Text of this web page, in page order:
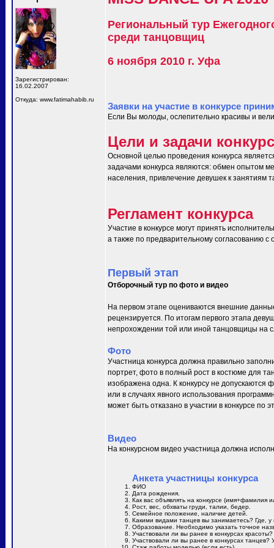
Зарегистрирован:
16.02.2007
Откуда: www.fatimahabib.ru
Региональный тур
среди танцовщиц
6 ноября 2010 г. Уфа
Заявки на участие в конкурсе
Если Вы молоды, ослепительно красивы и
Цели и задачи
Основной целью проведения конкурса
задачами конкурса являются: обмен опытом
населения, привлечение девушек к занятиям
Регламент конкурса
Участие в конкурсе могут принять
а также по предварительному согласованию с
Первый этап
Отборочный тур по фото и видео
На первом этапе оцениваются внешние
рецензируется. По итогам первого этапа
непрохождении той или иной танцовщицы на
Фото
Участница конкурса должна правильно
портрет, фото в полный рост в костюме для
изображена одна. К конкурсу не допускаются
или в случаях явного использования
может быть отказано в участии в конкурсе по
Видео
На конкурсном видео участница должна
Анкета участницы конкурса
ФИО
Дата рождения.
Как вас объявлять на конкурсе (имя+фамилия
Рост, вес, обхваты груди, талии, бедер.
Семейное положение, наличие детей.
Какими видами танцев вы занимаетесь? Где,
Образование. Необходимо указать точное
Участвовали ли вы ранее в конкурсах
Участвовали ли вы ранее в конкурсах